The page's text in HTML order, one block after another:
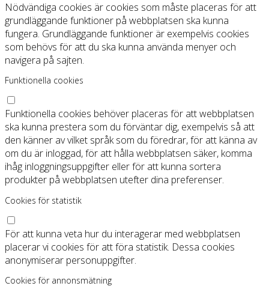
Nödvändiga cookies är cookies som måste placeras för att
grundläggande funktioner på webbplatsen ska kunna
fungera. Grundläggande funktioner är exempelvis cookies
som behövs för att du ska kunna använda menyer och
navigera på sajten.
Funktionella cookies
Funktionella cookies behöver placeras för att webbplatsen
ska kunna prestera som du förväntar dig, exempelvis så att
den känner av vilket språk som du föredrar, för att känna av
om du är inloggad, för att hålla webbplatsen säker, komma
ihåg inloggningsuppgifter eller för att kunna sortera
produkter på webbplatsen utefter dina preferenser.
Cookies för statistik
För att kunna veta hur du interagerar med webbplatsen
placerar vi cookies för att föra statistik. Dessa cookies
anonymiserar personuppgifter.
Cookies för annonsmätning